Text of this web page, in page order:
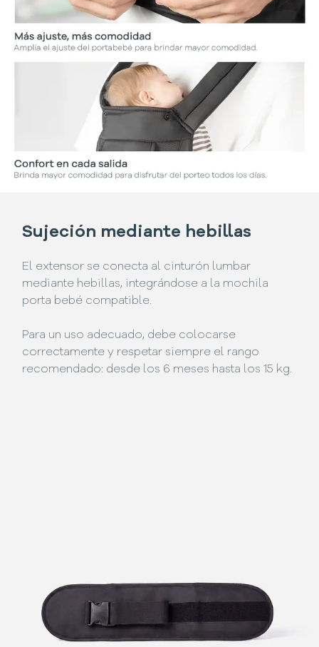
Sujeción mediante hebillas
El extensor se conecta al cinturón lumbar
mediante hebillas, integrándose a la mochila
porta bebé compatible.
Para un uso adecuado, debe colocarse
correctamente y respetar siempre el rango
recomendado: desde los 6 meses hasta los 15 kg.